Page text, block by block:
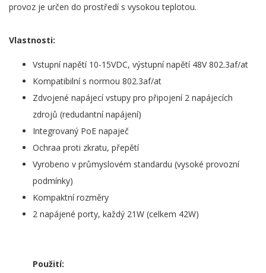
provoz je určen do prostředí s vysokou teplotou.
Vlastnosti:
Vstupní napětí 10-15VDC, výstupní napětí 48V 802.3af/at
Kompatibilní s normou 802.3af/at
Zdvojené napájecí vstupy pro připojení 2 napájecích
zdrojů (redudantní napájení)
Integrovaný PoE napaječ
Ochraa proti zkratu, přepětí
Vyrobeno v průmyslovém standardu (vysoké provozní
podmínky)
Kompaktní rozměry
2 napájené porty, každý 21W (celkem 42W)
Použití: